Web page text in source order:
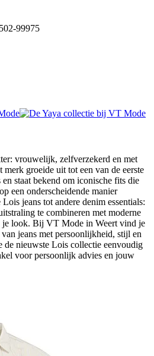
99975
vrouwelijk, zelfverzekerd en met
groeide uit tot een van de eerste
staat bekend om iconische fits die
een onderscheidende manier
jeans tot andere denim essentials:
te combineren met moderne
je look. Bij VT Mode in Weert vind je
jeans met persoonlijkheid, stijl en
de nieuwste Lois collectie eenvoudig
voor persoonlijk advies en jouw